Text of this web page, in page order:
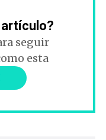
seguir
esta